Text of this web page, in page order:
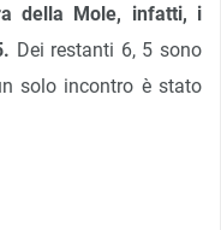
della Mole, infatti, i
Dei restanti 6, 5 sono
solo incontro è stato